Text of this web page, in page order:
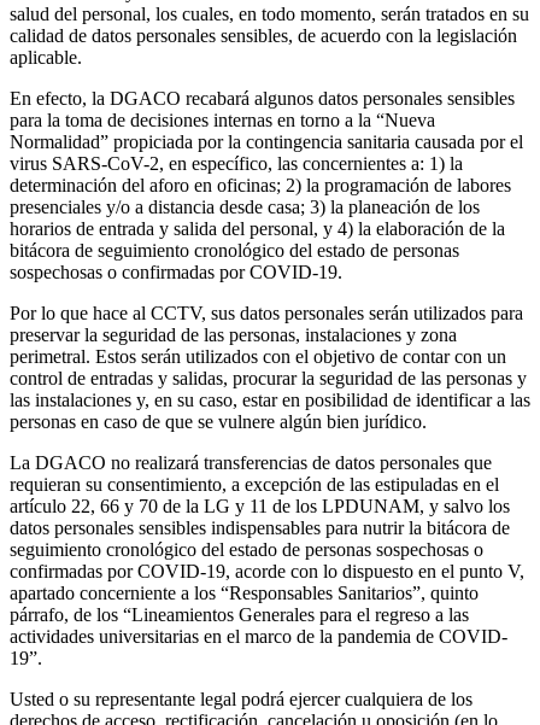
salud del personal, los cuales, en todo momento, serán tratados en su
calidad de datos personales sensibles, de acuerdo con la legislación
aplicable.
En efecto, la DGACO recabará algunos datos personales sensibles
para la toma de decisiones internas en torno a la “Nueva
Normalidad” propiciada por la contingencia sanitaria causada por el
virus SARS-CoV-2, en específico, las concernientes a: 1) la
determinación del aforo en oficinas; 2) la programación de labores
presenciales y/o a distancia desde casa; 3) la planeación de los
horarios de entrada y salida del personal, y 4) la elaboración de la
bitácora de seguimiento cronológico del estado de personas
sospechosas o confirmadas por COVID-19.
Por lo que hace al CCTV, sus datos personales serán utilizados para
preservar la seguridad de las personas, instalaciones y zona
perimetral. Estos serán utilizados con el objetivo de contar con un
control de entradas y salidas, procurar la seguridad de las personas y
las instalaciones y, en su caso, estar en posibilidad de identificar a las
personas en caso de que se vulnere algún bien jurídico.
La DGACO no realizará transferencias de datos personales que
requieran su consentimiento, a excepción de las estipuladas en el
artículo 22, 66 y 70 de la LG y 11 de los LPDUNAM, y salvo los
datos personales sensibles indispensables para nutrir la bitácora de
seguimiento cronológico del estado de personas sospechosas o
confirmadas por COVID-19, acorde con lo dispuesto en el punto V,
apartado concerniente a los “Responsables Sanitarios”, quinto
párrafo, de los “Lineamientos Generales para el regreso a las
actividades universitarias en el marco de la pandemia de COVID-
19”.
Usted o su representante legal podrá ejercer cualquiera de los